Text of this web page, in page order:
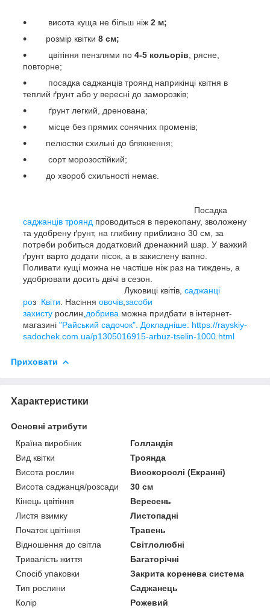
висота куща не більш ніж 2 м;
розмір квітки 8 см;
цвітіння пензлями по 4-5 кольорів , рясне,
повторне;
посадка саджанців троянд наприкінці квітня в
теплий ґрунт або у вересні до заморозків;
ґрунт легкий, дренована;
місце без прямих сонячних променів;
пелюстки схильні до блякнення;
сорт морозостійкий;
до хвороб схильності немає.
Посадка
саджанців троянд проводиться в перекопану, зволожену
та удобрену ґрунт, на глибину приблизно 30 см, за
потреби робиться додатковий дренажний шар. У важкий
ґрунт варто додати пісок, а в закислену вапно.
Поливати кущі можна не частіше ніж раз на тиждень, а
удобрювати досить двічі в сезон.
Луковиці квітів, саджанці
роз Квіти . Насіння овочів засоби
захисту рослин, добрива можна придбати в інтернет-
магазині "Райський садочок". Докладніше: https://rayskiy-
sadochek.com.ua/p1305016915-arbuz-tselin-1000.html
Приховати
Характеристики
Основні атрибути
Країна виробник
Голландія
Вид квітки
Троянда
Висота рослин
Високорослі (Екранні)
Висота саджанця/розсади
30 см
Кінець цвітіння
Вересень
Листя взимку
Листопадні
Початок цвітіння
Травень
Відношення до світла
Світлолюбні
Тривалість життя
Багаторічні
Спосіб упаковки
Закрита коренева система
Тип рослини
Саджанець
Колір
Рожевий